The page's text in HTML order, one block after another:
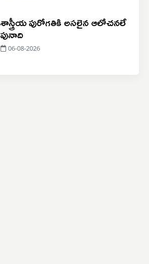
శాస్త్రీయ పురోగతికి అసలైన ఆలోచనలే
పునాది
06-08-2026